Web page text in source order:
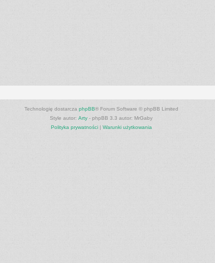
Technologię dostarcza phpBB® Forum Software © phpBB Limited
Style autor: Arty - phpBB 3.3 autor: MrGaby
Polityka prywatności| Warunki użytkowania